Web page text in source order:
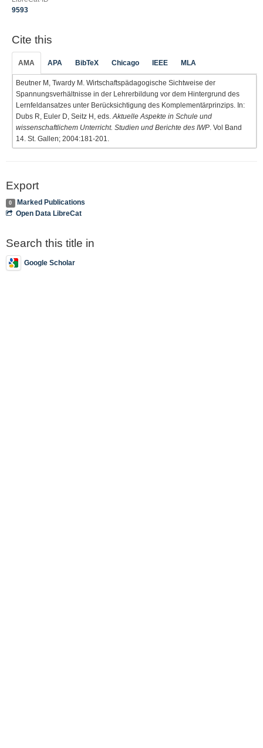
9593
Cite this
AMA APA BibTeX Chicago IEEE MLA
Beutner M, Twardy M. Wirtschaftspädagogische Sichtweise der
Spannungsverhältnisse in der Lehrerbildung vor dem Hintergrund des
Lernfeldansatzes unter Berücksichtigung des Komplementärprinzips. In:
Dubs R, Euler D, Seitz H, eds. Aktuelle Aspekte in Schule und
wissenschaftlichem Unterricht. Studien und Berichte des IWP . Vol Band
14. St. Gallen; 2004:181-201.
Export
0
Marked Publications
Open Data LibreCat
Search this title in
Google Scholar